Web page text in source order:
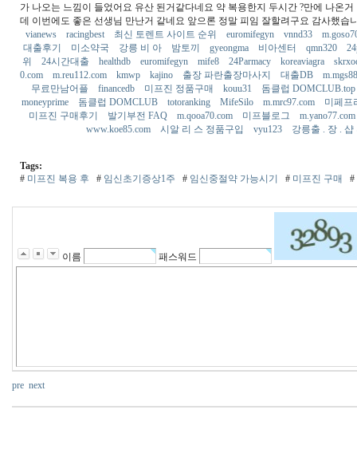
가 나오는 느낌이 들었어요 유산 된거같다네요 약 복용한지 두시간 ?만에 나온
데 이번에도 좋은 선생님 만난거 같네요 앞으론 정말 피임 잘할려구요 감사했습
vianews
racingbest 최신 토렌트 사이트 순위 euromifegyn vnnd33
대출후기
미소약국 강릉 비 아 밤토끼 gyeongma 비아센터 qmn320
위
24시간대출 healthdb euromifegyn mife8 24Parmacy koreaviagra
0.com
m.reu112.com kmwp kajino 출장 파란출장마사지 대출DB
무료만남어플
financedb 미프진 정품구매 kouu31
돔클럽 DOMCLUB.top
moneyprime
돔클럽 DOMCLUB totoranking MifeSilo m.mrc97.com
미페프
미프진 구매후기
발기부전 FAQ m.qooa70.com 미프블로그
m.yano77.com
www.koe85.com
시알 리 스 정품구입 vyu123 강릉출 . 장 .
Tags:
# 미프진 복용 후 # 임신초기증상1주 # 임신중절약 가능시기 # 미­프진 구매 #
이름 패스워드
pre next